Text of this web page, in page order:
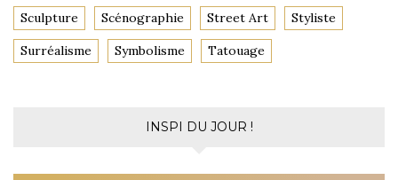
Sculpture Scénographie Street Art Styliste
Surréalisme Symbolisme Tatouage
INSPI DU JOUR !